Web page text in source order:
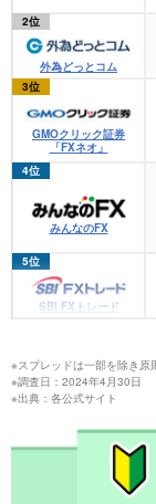
2位
外為どっとコム
3位
GMOクリック証券
「FXネオ」
4位
みんなのFX
5位
SBI FXトレード
※スプレッドは一部を除き原
※調査日：2024年4月30日
※出典：各公式サイト